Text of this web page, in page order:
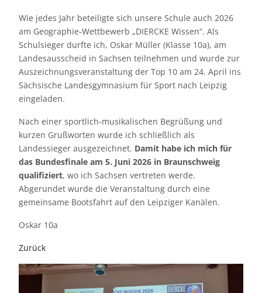
Wie jedes Jahr beteiligte sich unsere Schule auch 2026
am Geographie-Wettbewerb „DIERCKE Wissen“. Als
Schulsieger durfte ich, Oskar Müller (Klasse 10a), am
Landesausscheid in Sachsen teilnehmen und wurde zur
Auszeichnungsveranstaltung der Top 10 am 24. April ins
Sächsische Landesgymnasium für Sport nach Leipzig
eingeladen.
Nach einer sportlich-musikalischen Begrüßung und
kurzen Grußworten wurde ich schließlich als
Landessieger ausgezeichnet. Damit habe ich mich für
das Bundesfinale am 5. Juni 2026 in Braunschweig
qualifiziert, wo ich Sachsen vertreten werde.
Abgerundet wurde die Veranstaltung durch eine
gemeinsame Bootsfahrt auf den Leipziger Kanälen.
Oskar 10a
Zurück